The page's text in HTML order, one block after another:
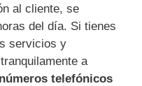
al cliente, se
del día. Si tienes
servicios y
a
números telefónicos